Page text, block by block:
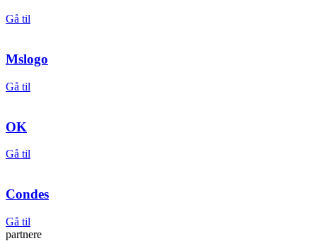
Gå til
Mslogo
Gå til
OK
Gå til
Condes
Gå til
partnere